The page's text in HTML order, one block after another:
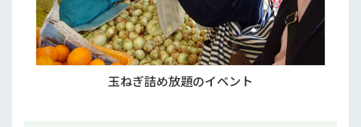
玉ねぎ詰め放題のイベント